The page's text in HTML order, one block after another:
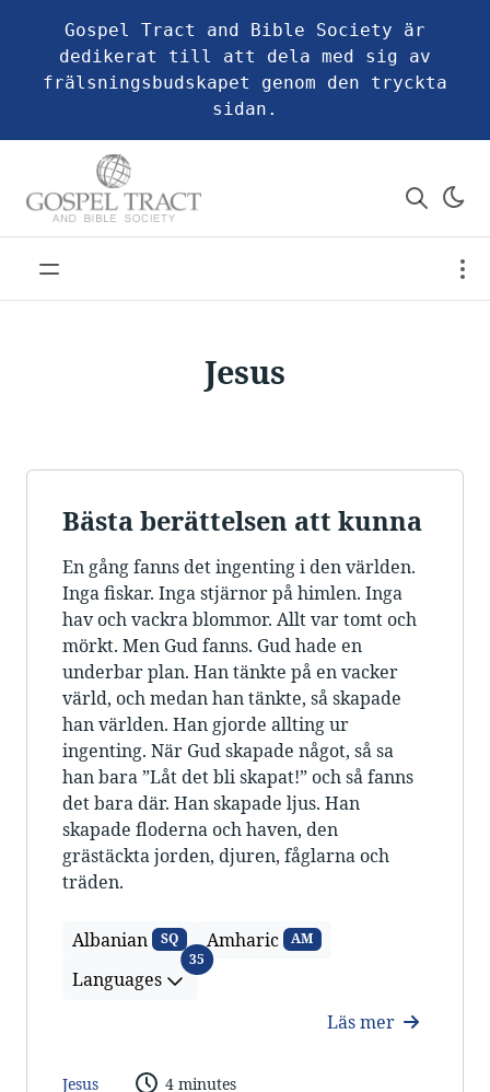
Gospel Tract and Bible Society är
dedikerat till att dela med sig av
frälsningsbudskapet genom den tryckta
sidan.
Jesus
Bästa berättelsen att kunna
En gång fanns det ingenting i den världen.
Inga fiskar. Inga stjärnor på himlen. Inga
hav och vackra blommor. Allt var tomt och
mörkt. Men Gud fanns. Gud hade en
underbar plan. Han tänkte på en vacker
värld, och medan han tänkte, så skapade
han världen. Han gjorde allting ur
ingenting. När Gud skapade något, så sa
han bara ”Låt det bli skapat!” och så fanns
det bara där. Han skapade ljus. Han
skapade floderna och haven, den
grästäckta jorden, djuren, fåglarna och
träden.
Albanian SQ Amharic AM
Languages
35 Languages
Läs mer
Jesus 4 minutes